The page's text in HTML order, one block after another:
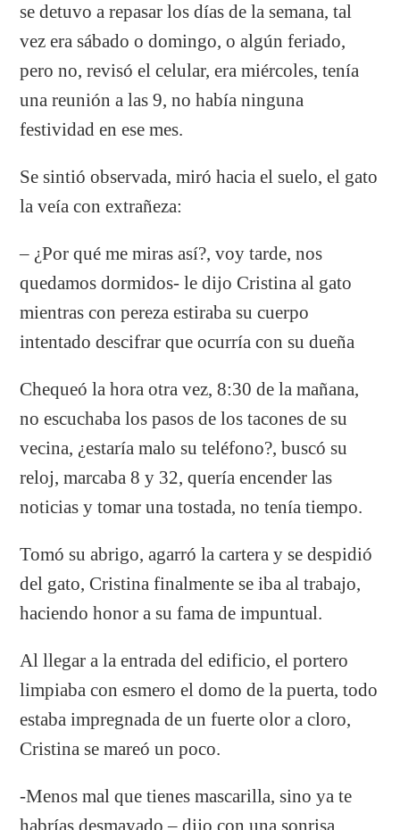
se detuvo a repasar los días de la semana, tal
vez era sábado o domingo, o algún feriado,
pero no, revisó el celular, era miércoles, tenía
una reunión a las 9, no había ninguna
festividad en ese mes.
Se sintió observada, miró hacia el suelo, el gato
la veía con extrañeza:
– ¿Por qué me miras así?, voy tarde, nos
quedamos dormidos- le dijo Cristina al gato
mientras con pereza estiraba su cuerpo
intentado descifrar que ocurría con su dueña
Chequeó la hora otra vez, 8:30 de la mañana,
no escuchaba los pasos de los tacones de su
vecina, ¿estaría malo su teléfono?, buscó su
reloj, marcaba 8 y 32, quería encender las
noticias y tomar una tostada, no tenía tiempo.
Tomó su abrigo, agarró la cartera y se despidió
del gato, Cristina finalmente se iba al trabajo,
haciendo honor a su fama de impuntual.
Al llegar a la entrada del edificio, el portero
limpiaba con esmero el domo de la puerta, todo
estaba impregnada de un fuerte olor a cloro,
Cristina se mareó un poco.
-Menos mal que tienes mascarilla, sino ya te
habrías desmayado – dijo con una sonrisa